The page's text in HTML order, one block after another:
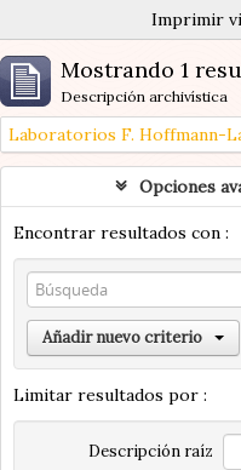
Imprimir
Mostrando 1
Descripción archivística
Opciones
Encontrar resultados con :
Añadir nuevo criterio
Limitar resultados por :
Descripción raíz